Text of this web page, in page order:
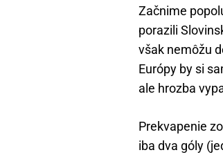
Začnime
porazili
však nemôžu
Európy by si
ale hrozba
Prekvapenie
iba dva góly